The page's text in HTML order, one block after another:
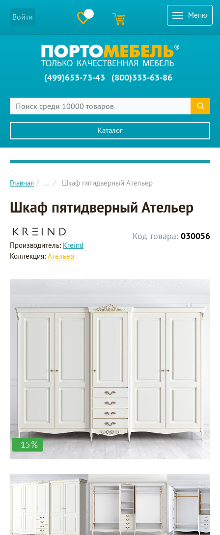
Меню
Войти
(499)653-73-43 (800)333-63-86
Каталог
Главное меню сайта
Главная ... Шкаф пятидверный Ательер
Шкаф пятидверный Ательер
Код товара: 030056
Производитель: Kreind
Коллекция: Ательер
-15%